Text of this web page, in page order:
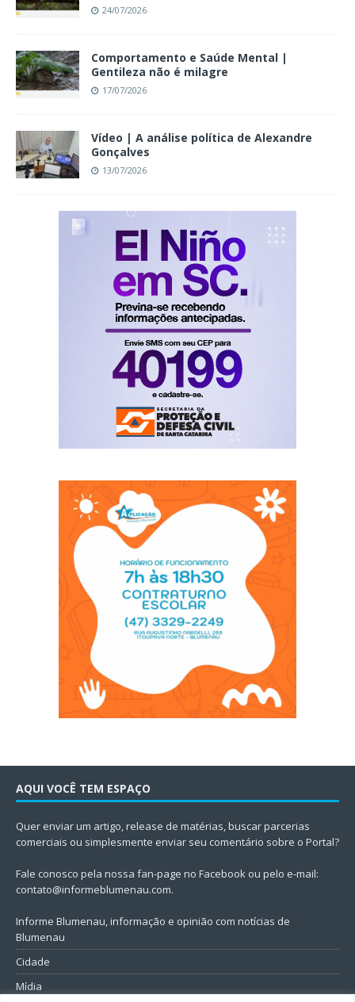
24/07/2026
Comportamento e Saúde Mental |
Gentileza não é milagre
17/07/2026
Vídeo | A análise política de Alexandre
Gonçalves
13/07/2026
AQUI VOCÊ TEM ESPAÇO
Quer enviar um artigo, release de matérias, buscar parcerias
comerciais ou simplesmente enviar seu comentário sobre o Portal?
Fale conosco pela nossa fan-page no Facebook ou pelo e-mail:
contato@informeblumenau.com.
Informe Blumenau, informação e opinião com notícias de
Blumenau
Cidade
Mídia